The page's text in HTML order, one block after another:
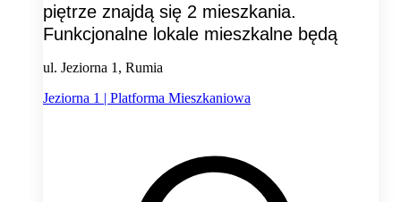
piętrze znajdą się 2 mieszkania.
Funkcjonalne lokale mieszkalne będą
ul. Jeziorna 1, Rumia
Jeziorna 1 | Platforma Mieszkaniowa